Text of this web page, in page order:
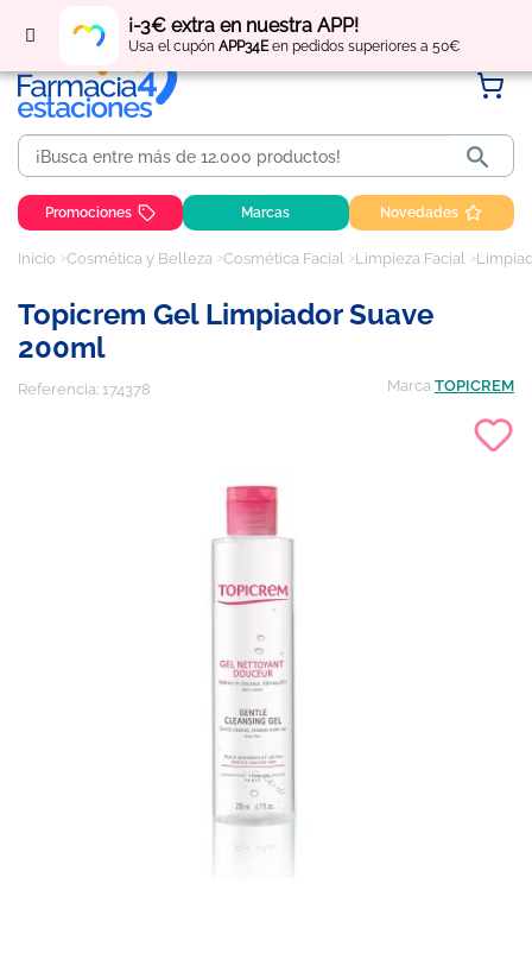
¡-3€ extra en nuestra APP!
Usa el cupón APP34Een pedidos superiores a 50€
Regístratey obtén puntos por tus compras

Promociones Marcas Novedades
Inicio Cosmética y Belleza Cosmética Facial Limpieza Facial
Topicrem Gel Limpiador Suave
200ml
Referencia: 174378 Marca TOPICREM